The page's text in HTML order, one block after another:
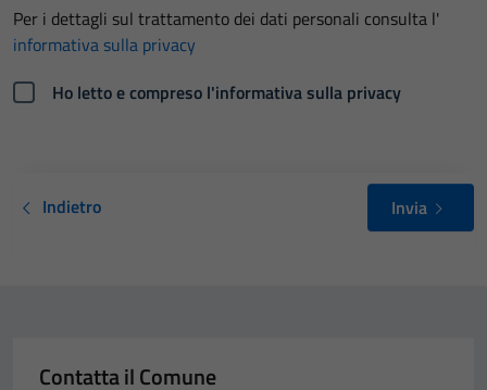
Per i dettagli sul trattamento dei dati personali consulta l'
informativa sulla privacy
Ho letto e compreso l'informativa sulla privacy
Indietro Invia
Contatta il Comune